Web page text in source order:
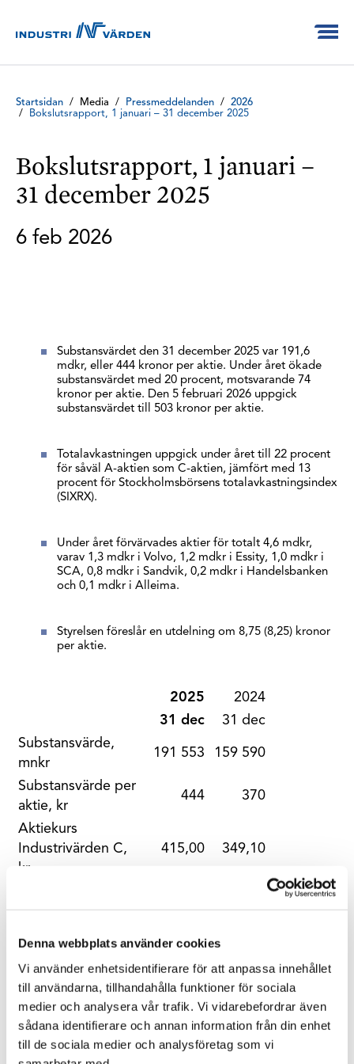
Denna webbplats använder cookies
Vi använder enhetsidentifierare för att anpassa innehållet
till användarna, tillhandahålla funktioner för sociala
medier och analysera vår trafik. Vi vidarebefordrar även
sådana identifierare och annan information från din enhet
till de sociala medier och analysföretag som vi
Startsidan / Media / Pressmeddelanden /
2026
/
Bokslutsrapport, 1 januari – 31 december 2025
Bokslutsrapport, 1 januari –
31 december 2025
6 feb 2026
Substansvärdet den 31 december 2025 var 191,6
mdkr, eller 444 kronor per aktie. Under året ökade
substansvärdet med 20 procent, motsvarande 74
kronor per aktie. Den 5 februari 2026 uppgick
substansvärdet till 503 kronor per aktie.
Totalavkastningen uppgick under året till 22 procent
för såväl A-aktien som C-aktien, jämfört med 13
procent för Stockholmsbörsens totalavkastningsindex
(SIXRX).
Under året förvärvades aktier för totalt 4,6 mdkr,
varav 1,3 mdkr i Volvo, 1,2 mdkr i Essity, 1,0 mdkr i
SCA, 0,8 mdkr i Sandvik, 0,2 mdkr i Handelsbanken
och 0,1 mdkr i Alleima.
Styrelsen föreslår en utdelning om 8,75 (8,25) kronor
per aktie.
2025
2024
31 dec
31 dec
Substansvärde,
mnkr
191 553 159 590
Substansvärde per
aktie, kr
444 370
Aktiekurs
Industrivärden C,
kr
415,00 349,10
2025
Resultat per aktie,
kr
81,97 29,30
Utdelningsintäkter,
mnkr